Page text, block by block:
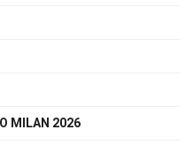
MILAN 2026